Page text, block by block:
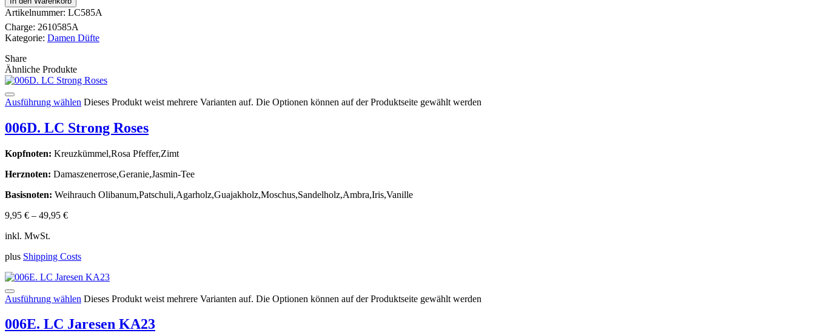
Artikelnummer: LC585A
Charge: 2610585A
Kategorie: Damen Düfte
Share
Ähnliche Produkte
Ausführung wählen Dieses Produkt weist mehrere Varianten auf. Die Optionen können auf der Produktseite gewählt werden
006D. LC Strong Roses
Kopfnoten: Kreuzkümmel,Rosa Pfeffer,Zimt
Herznoten: Damaszenerrose,Geranie,Jasmin-Tee
Basisnoten: Weihrauch Olibanum,Patschuli,Agarholz,Guajakholz,Moschus,Sandelholz,Ambra,Iris,Vanille
9,95 € – 49,95 €
inkl. MwSt.
plus Shipping Costs
Ausführung wählen Dieses Produkt weist mehrere Varianten auf. Die Optionen können auf der Produktseite gewählt werden
006E. LC Jaresen KA23